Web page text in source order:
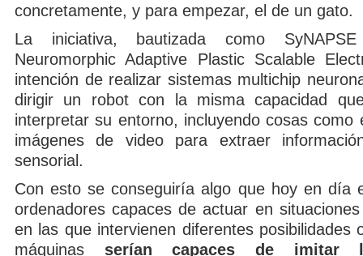
concretamente, y para empezar, el de un gato.
La iniciativa, bautizada como
Neuromorphic Adaptive Plastic Scalable
intención de realizar sistemas multichip
dirigir un robot con la misma capacidad
interpretar su entorno, incluyendo cosas como
imágenes de video para extraer
sensorial.
Con esto se conseguiría algo que hoy en día
ordenadores capaces de actuar en
en las que intervienen diferentes posibilidades
máquinas serían capaces de imitar